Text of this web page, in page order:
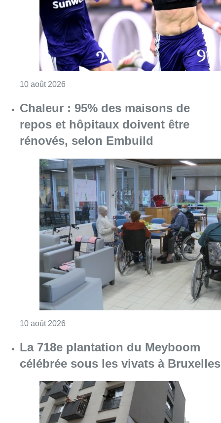
rénovés, selon Embuild
10 août 2026Consulter l'article "Chaleur : 95% des
La 718e plantation du Meyboom
célébrée sous les vivats à Bruxelles
09 août 2026 Consulter l'article "La 718e plantation du